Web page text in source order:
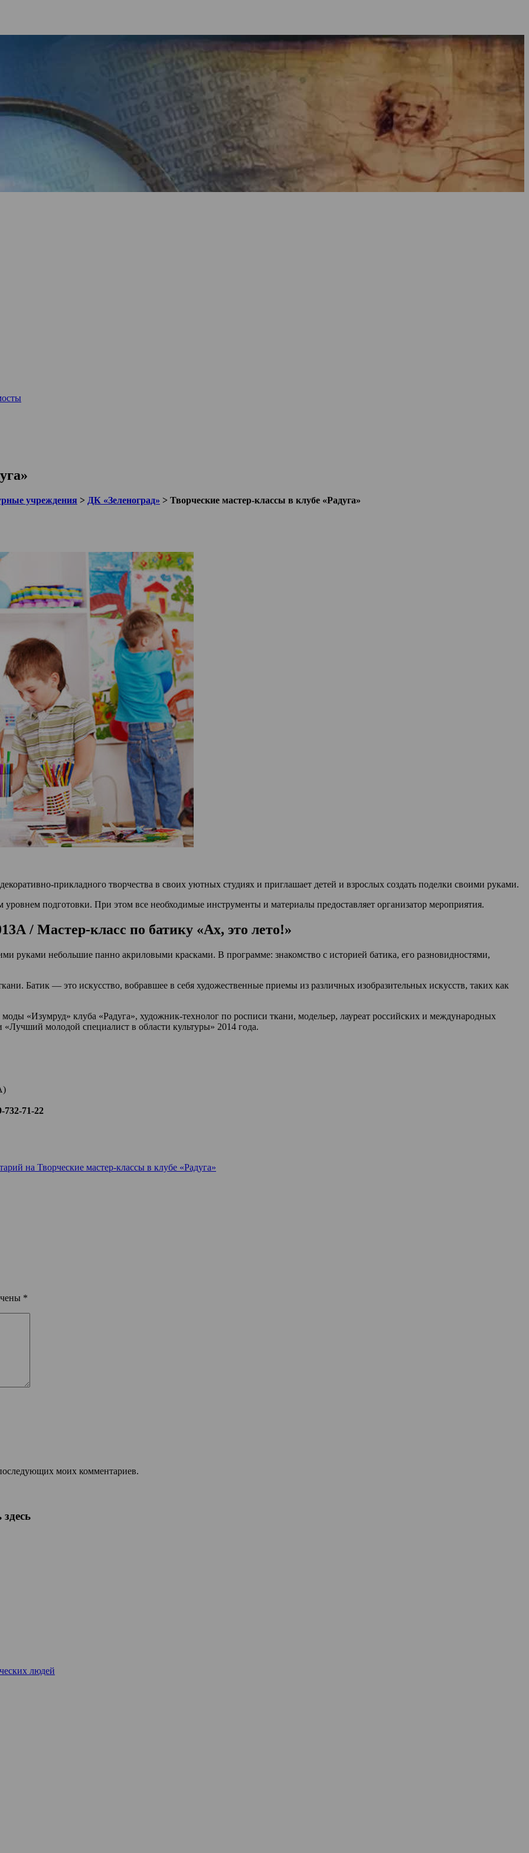
учреждения > ДК «Зеленоград» > Творческие мастер-классы в клубе «Радуга»
прикладного творчества в своих уютных студиях и приглашает детей и взрослых создать поделки своими руками.
подготовки. При этом все необходимые инструменты и материалы предоставляет организатор мероприятия.
/ Мастер-класс по батику «Ах, это лето!»
руками небольшие панно акриловыми красками. В программе: знакомство с историей батика, его разновидностями,
Батик — это искусство, вобравшее в себя художественные приемы из различных изобразительных искусств, таких как
«Изумруд» клуба «Радуга», художник-технолог по росписи ткани, модельер, лауреат российских и международных
молодой специалист в области культуры» 2014 года.
732-71-22
на Творческие мастер-классы в клубе «Радуга»
*
моих комментариев.
людей